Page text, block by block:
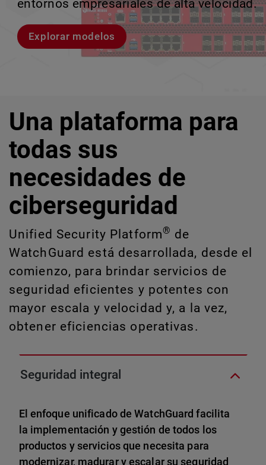
entornos empresariales de alta velocidad.
Explorar modelos
provocan brechas y descubrir riesgos
ocultos de IA y TI.
Explora CloudDR
escalar sin perder ningún pas
Conozcan a Rai
crecimiento escalable.
Conozca WatchGuard EDR
Una plataforma para
todas sus
necesidades de
ciberseguridad
Unified Security Platform® de
WatchGuard está desarrollada, desde el
comienzo, para brindar servicios de
seguridad eficientes y potentes con
mayor escala y velocidad y, a la vez,
obtener eficiencias operativas.
Seguridad integral
El enfoque unificado de WatchGuard facilita
la implementación y gestión de todos los
productos y servicios que necesita para
modernizar, madurar y escalar su seguridad